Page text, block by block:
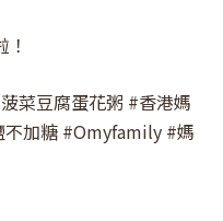
菜豆腐蛋花粥 #香港媽
加糖 #Omyfamily #媽